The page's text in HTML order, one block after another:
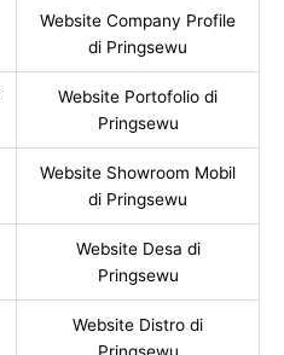
Website Company Profile
di Pringsewu
Website Portofolio di
Pringsewu
Website Showroom Mobil
di Pringsewu
Website Desa di
Pringsewu
Website Distro di